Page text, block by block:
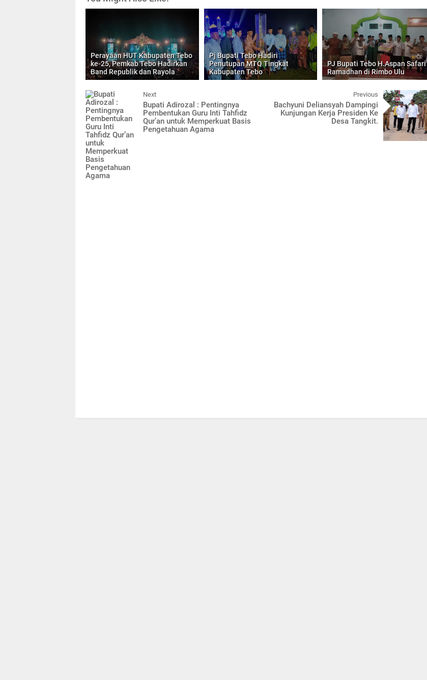
Perayaan HUT Kabupaten Tebo
ke-25, Pemkab Tebo Hadirkan
Band Republik dan Rayola
Pj Bupati Tebo Hadiri
Penutupan MTQ Tingkat
Kabupaten Tebo
PJ Bupati Tebo H.Aspan Safari
Ramadhan di Rimbo Ulu
Next
Bupati Adirozal : Pentingnya
Pembentukan Guru Inti Tahfidz
Qur’an untuk Memperkuat Basis
Pengetahuan Agama
Previous
Bachyuni Deliansyah Dampingi
Kunjungan Kerja Presiden Ke
Desa Tangkit.